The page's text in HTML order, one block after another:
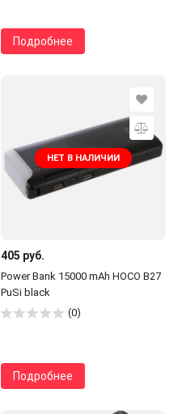
Подробнее
НЕТ В НАЛИЧИИ
405 руб.
Power Bank 15000 mAh HOCO B27
PuSi black
(0)
Подробнее